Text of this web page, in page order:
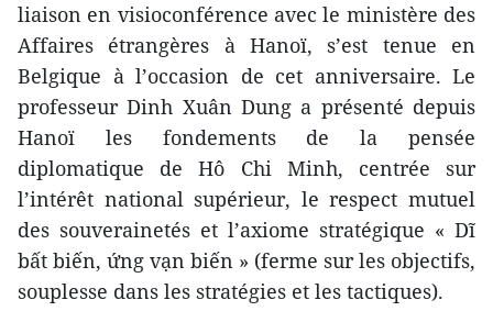
liaison en visioconférence avec le ministère des
Affaires étrangères à Hanoï, s’est tenue en
Belgique à l’occasion de cet anniversaire. Le
professeur Dinh Xuân Dung a présenté depuis
Hanoï les fondements de la pensée
diplomatique de Hô Chi Minh, centrée sur
l’intérêt national supérieur, le respect mutuel
des souverainetés et l’axiome stratégique « Dĩ
bất biến, ứng vạn biến » (ferme sur les objectifs,
souplesse dans les stratégies et les tactiques).